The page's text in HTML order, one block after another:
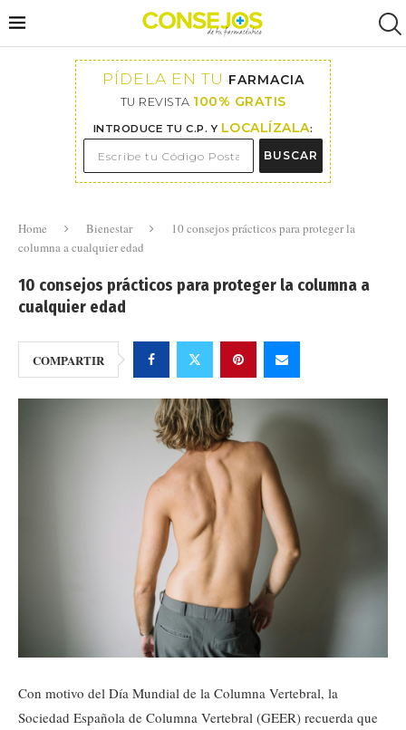
PÍDELA EN TU FARMACIA
TU REVISTA 100% GRATIS
INTRODUCE TU C.P. Y LOCALÍZALA:
BUSCAR
Home Bienestar
10 consejos prácticos para proteger la
columna a cualquier edad
10 consejos prácticos para proteger la columna a
cualquier edad
COMPARTIR
Con motivo del Día Mundial de la Columna Vertebral, la
Sociedad Española de Columna Vertebral (GEER) recuerda que